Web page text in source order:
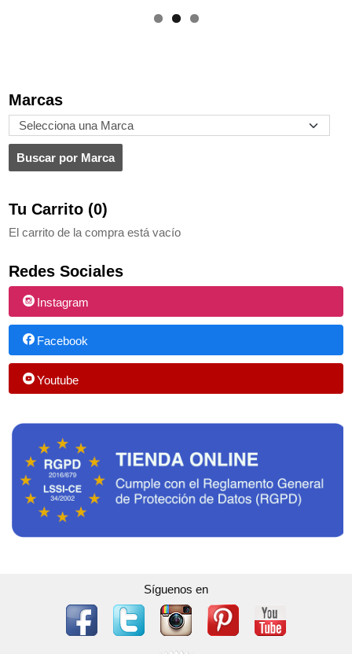
Marcas
Tu Carrito (0)
El carrito de la compra está vacío
Redes Sociales
Instagram
Facebook
Youtube
Síguenos en